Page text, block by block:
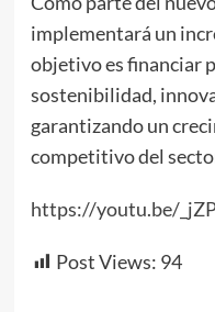
implementará un
objetivo es financiar
sostenibilidad,
garantizando un
competitivo del
https://youtu.be/
Post Views: 94